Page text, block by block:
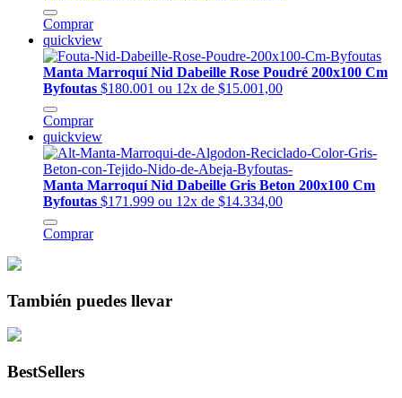
Comprar
quickview
Manta Marroquí Nid Dabeille Rose Poudré 200x100 Cm
Byfoutas $180.001 ou 12x de $15.001,00
Comprar
quickview
Manta Marroquí Nid Dabeille Gris Beton 200x100 Cm
Byfoutas $171.999 ou 12x de $14.334,00
Comprar
También puedes llevar
BestSellers